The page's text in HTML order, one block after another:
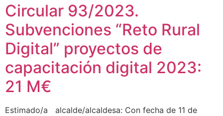
Circular 93/2023.
Subvenciones “Reto Rural
Digital” proyectos de
capacitación digital 2023:
21 M€
Estimado/a alcalde/alcaldesa: Con fecha de 11 de